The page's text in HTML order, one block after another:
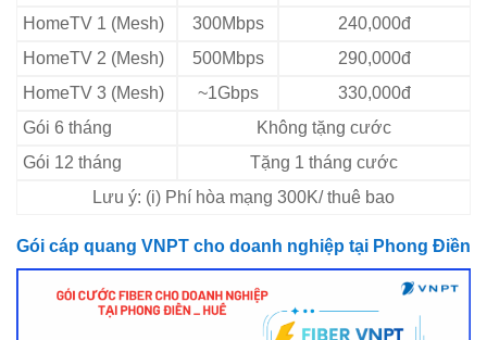
HomeTV 1 (Mesh)
300Mbps
240,000đ
HomeTV 2 (Mesh)
500Mbps
290,000đ
HomeTV 3 (Mesh)
~1Gbps
330,000đ
Gói 6 tháng
Không tặng cước
Gói 12 tháng
Tặng 1 tháng cước
Lưu ý: (i) Phí hòa mạng 300K/ thuê bao
Gói cáp quang VNPT cho doanh nghiệp tại Phong Điền